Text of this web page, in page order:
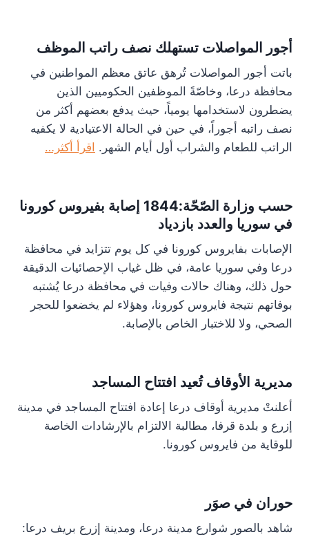
أجور المواصلات تستهلك نصف راتب الموظف
باتت أجور المواصلات تُرهق عاتق معظم المواطنين في
محافظة درعا، وخاصّةً الموظفين الحكوميين الذين
يضطرون لاستخدامها يومياً، حيث يدفع بعضهم أكثر من
نصف راتبه أجوراً، في حين في الحالة الاعتيادية لا يكفيه
الراتب للطعام والشراب أول أيام الشهر. اقرأ أكثر…
حسب وزارة الصّحّة:1844 إصابة بفيروس كورونا
في سوريا والعدد بازدياد
الإصابات بفايروس كورونا في كل يوم تتزايد في محافظة
درعا وفي سوريا عامة، في ظل غياب الإحصائيات الدقيقة
حول ذلك، وهناك حالات وفيات في محافظة درعا يُشتبه
بوفاتهم نتيجة فايروس كورونا، وهؤلاء لم يخضعوا للحجر
الصحي، ولا للاختبار الخاص بالإصابة.
مديرية الأوقاف تُعيد افتتاح المساجد
أعلنتْ مديرية أوقاف درعا إعادة افتتاح المساجد في مدينة
إزرع و بلدة قرفا، مطالبة الالتزام بالإرشادات الخاصة
للوقاية من فايروس كورونا.
حوران في صوَر
شاهد بالصور شوارع مدينة درعا، ومدينة إزرع بريف درعا: